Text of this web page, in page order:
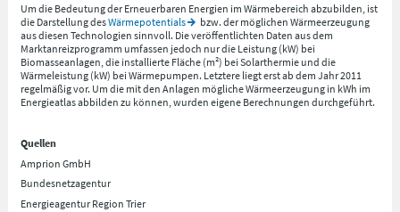
Um die Bedeutung der Erneuerbaren Energien im Wärmebereich abzubilden, ist
die Darstellung desWärmepotentials
bzw. der möglichen Wärmeerzeugung
aus diesen Technologien sinnvoll. Die veröffentlichten Daten aus dem
Marktanreizprogramm umfassen jedoch nur die Leistung (kW) bei
Biomasseanlagen, die installierte Fläche (m²) bei Solarthermie und die
Wärmeleistung (kW) bei Wärmepumpen. Letztere liegt erst ab dem Jahr 2011
regelmäßig vor. Um die mit den Anlagen mögliche Wärmeerzeugung in kWh im
Energieatlas abbilden zu können, wurden eigene Berechnungen durchgeführt.
Quellen
Amprion GmbH
Bundesnetzagentur
Energieagentur Region Trier